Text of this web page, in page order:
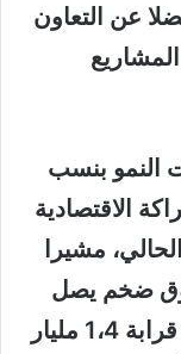
عن التعاون
النمو بنسب
الاقتصادية
مشيرا
ضخم يصل
لما يقارب من 1،7 مليار نسمة منها قرابة 1،4 مليار